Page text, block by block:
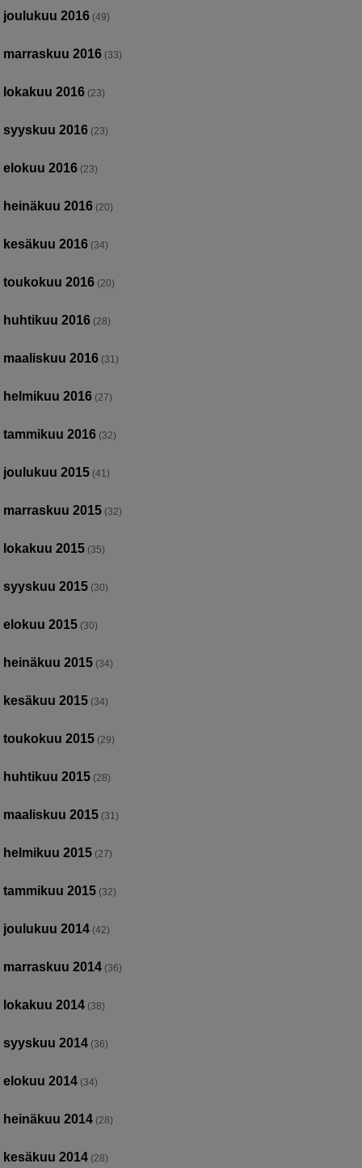
joulukuu 2016 (49)
marraskuu 2016 (33)
lokakuu 2016 (23)
syyskuu 2016 (23)
elokuu 2016 (23)
heinäkuu 2016 (20)
kesäkuu 2016 (34)
toukokuu 2016 (20)
huhtikuu 2016 (28)
maaliskuu 2016 (31)
helmikuu 2016 (27)
tammikuu 2016 (32)
joulukuu 2015 (41)
marraskuu 2015 (32)
lokakuu 2015 (35)
syyskuu 2015 (30)
elokuu 2015 (30)
heinäkuu 2015 (34)
kesäkuu 2015 (34)
toukokuu 2015 (29)
huhtikuu 2015 (28)
maaliskuu 2015 (31)
helmikuu 2015 (27)
tammikuu 2015 (32)
joulukuu 2014 (42)
marraskuu 2014 (36)
lokakuu 2014 (38)
syyskuu 2014 (36)
elokuu 2014 (34)
heinäkuu 2014 (28)
kesäkuu 2014 (28)